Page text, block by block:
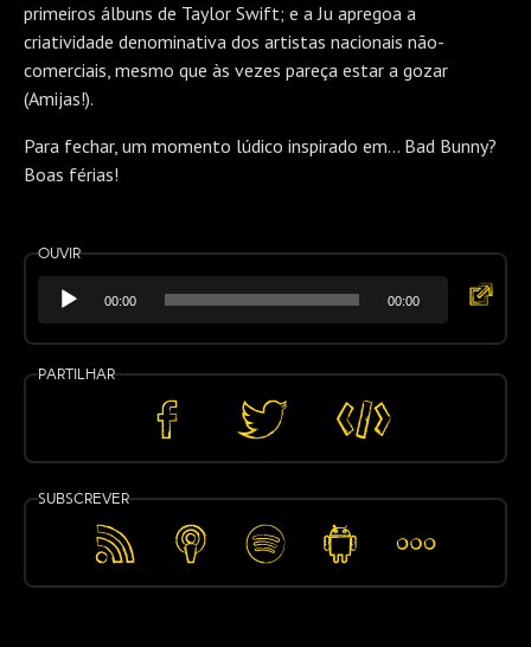
primeiros álbuns de Taylor Swift; e a Ju apregoa a
criatividade denominativa dos artistas nacionais não-
comerciais, mesmo que às vezes pareça estar a gozar
(Amijas!).
Para fechar, um momento lúdico inspirado em… Bad Bunny?
Boas férias!
Ouvir
Reprodutor
00:00 00:00
Ouvir
janela
Partilhar
Partilhar
no
Partilhar
no
Embed
Subscrever
Feed
RSS
Apple
Podcasts
Spotify Android